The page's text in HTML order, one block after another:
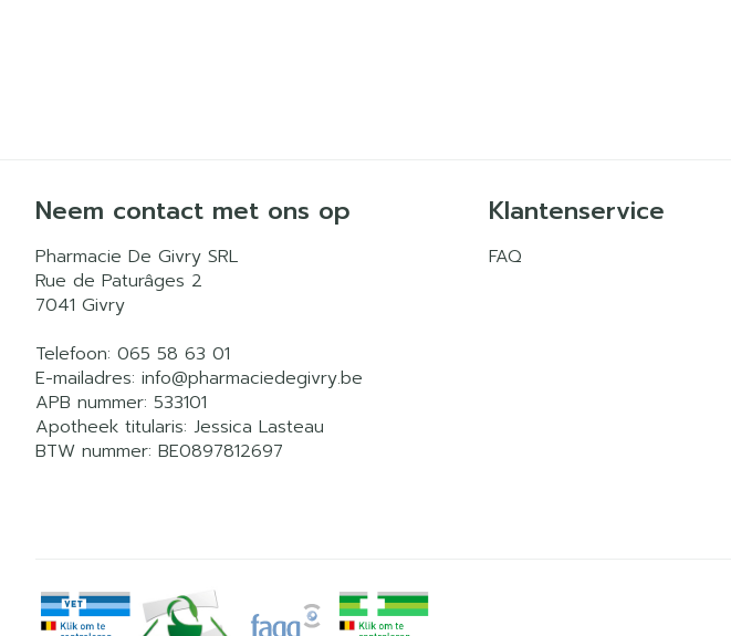
Neem contact met ons op
Pharmacie De Givry SRL
Rue de Paturâges 2
7041 Givry
Telefoon: 065 58 63 01
E-mailadres: info@pharmaciedegivry.be
APB nummer: 533101
Apotheek titularis: Jessica Lasteau
BTW nummer: BE0897812697
Klantenservice
FAQ